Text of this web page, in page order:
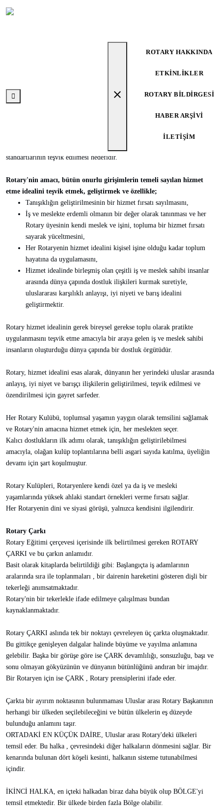
close
ROTARY HAKKINDA
ETKINLIKLER
ROTARY BILDIRGESI
HABER ARŞIVI
İLETIŞIM
Anasayfa
hizmet veren iş ve meslek sahibi Rotaryenlerin dünya ölçüsünde birleştiği
standartlarının teşvik edilmesi hedefidir.
Rotary'nin amacı, bütün onurlu girişimlerin temeli sayılan hizmet
etme idealini teşvik etmek, geliştirmek ve özellikle;
Tanışıklığın geliştirilmesinin bir hizmet fırsatı sayılmasını,
İş ve meslekte erdemli olmanın bir değer olarak tanınması ve her
Rotary üyesinin kendi meslek ve işini, topluma bir hizmet fırsatı
sayarak yüceltmesini,
Her Rotaryenin hizmet idealini kişisel işine olduğu kadar toplum
hayatına da uygulamasını,
Hizmet idealinde birleşmiş olan çeşitli iş ve meslek sahibi insanlar
arasında dünya çapında dostluk ilişkileri kurmak suretiyle,
uluslararası karşılıklı anlayışı, iyi niyeti ve barış idealini
geliştirmektir.
Rotary hizmet idealinin gerek bireysel gerekse toplu olarak pratikte
uygulanmasını teşvik etme amacıyla bir araya gelen iş ve meslek sahibi
insanların oluşturduğu dünya çapında bir dostluk örgütüdür.
Rotary, hizmet idealini esas alarak, dünyanın her yerindeki uluslar arasında
anlayış, iyi niyet ve barışçı ilişkilerin geliştirilmesi, teşvik edilmesi ve
özendirilmesi için gayret sarfeder.
Her Rotary Kulübü, toplumsal yaşamın yaygın olarak temsilini sağlamak
ve Rotary'nin amacına hizmet etmek için, her meslekten seçer.
Kalıcı dostlukların ilk adımı olarak, tanışıklığın geliştirilebilmesi
amacıyla, olağan kulüp toplantılarına belli asgari sayıda katılma, üyeliğin
devamı için şart koşulmuştur.
Rotary Kulüpleri, Rotaryenlere kendi özel ya da iş ve mesleki
yaşamlarında yüksek ahlaki standart örnekleri verme fırsatı sağlar.
Her Rotaryenin dini ve siyasi görüşü, yalnızca kendisini ilgilendirir.
Rotary Çarkı
Rotary Eğitimi çerçevesi içerisinde ilk belirtilmesi gereken ROTARY
ÇARKI ve bu çarkın anlamıdır.
Basit olarak kitaplarda belirtildiği gibi: Başlangıçta iş adamlarının
aralarında sıra ile toplanmaları , bir dairenin hareketini gösteren dişli bir
tekerleği anımsatmaktadır.
Rotary'nin bir tekerlekle ifade edilmeye çalışılması bundan
kaynaklanmaktadır.
Rotary ÇARKI aslında tek bir noktayı çevreleyen üç çarkta oluşmaktadır.
Bu gittikçe genişleyen dalgalar halinde büyüme ve yayılma anlamına
gelebilir. Başka bir görüşe göre ise ÇARK devamlılığı, sonsuzluğu, başı ve
sonu olmayan gökyüzünün ve dünyanın bütünlüğünü andıran bir imajdır.
Bir Rotaryen için ise ÇARK , Rotary prensiplerini ifade eder.
Çarkta bir ayırım noktasının bulunmaması Uluslar arası Rotary Başkanının
herhangi bir ülkeden seçilebileceğini ve bütün ülkelerin eş düzeyde
bulunduğu anlamını taşır.
ORTADAKİ EN KÜÇÜK DAİRE, Uluslar arası Rotary'deki ülkeleri
temsil eder. Bu halka , çevresindeki diğer halkaların dönmesini sağlar. Bir
kenarında bulunan dört köşeli kesinti, halkanın sisteme tutunabilmesi
içindir.
İKİNCİ HALKA, en içteki halkadan biraz daha büyük olup BÖLGE'yi
temsil etmektedir. Bir ülkede birden fazla Bölge olabilir.